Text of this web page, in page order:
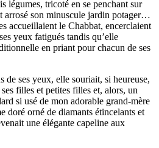
légumes, tricoté en se penchant sur
arrosé son minuscule jardin potager…
accueillaient le Chabbat, encerclaient
yeux fatigués tandis qu’elle
en priant pour chacun de ses
de ses yeux, elle souriait, si heureuse,
filles et petites filles et, alors, un
si usé de mon adorable grand-mère
doré orné de diamants étincelants et
une élégante capeline aux